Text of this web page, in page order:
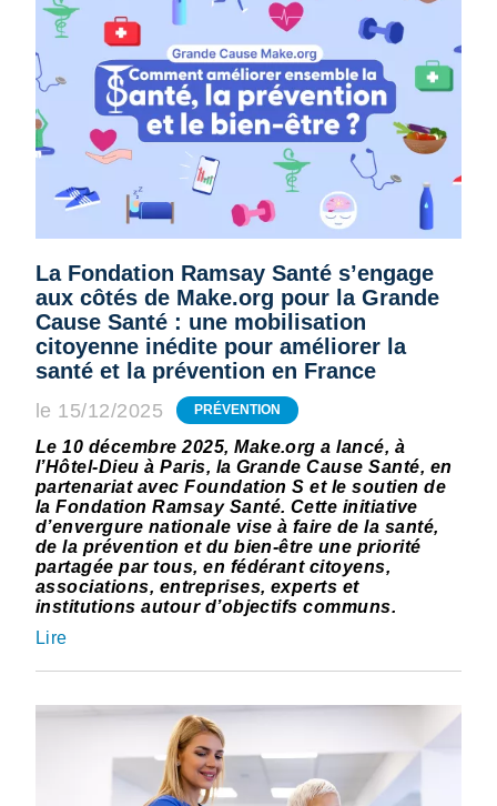
La Fondation Ramsay Santé s’engage
aux côtés de Make.org pour la Grande
Cause Santé : une mobilisation
citoyenne inédite pour améliorer la
santé et la prévention en France
le 15/12/2025 PRÉVENTION
Le 10 décembre 2025, Make.org a lancé, à
l’Hôtel-Dieu à Paris, la Grande Cause Santé, en
partenariat avec Foundation S et le soutien de
la Fondation Ramsay Santé. Cette initiative
d’envergure nationale vise à faire de la santé,
de la prévention et du bien-être une priorité
partagée par tous, en fédérant citoyens,
associations, entreprises, experts et
institutions autour d’objectifs communs.
Lire